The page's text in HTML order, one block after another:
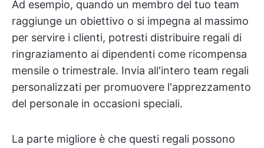
Ad esempio, quando un membro del tuo team
raggiunge un obiettivo o si impegna al massimo
per servire i clienti, potresti distribuire regali di
ringraziamento ai dipendenti come ricompensa
mensile o trimestrale. Invia all'intero team regali
personalizzati per promuovere l'apprezzamento
del personale in occasioni speciali.
La parte migliore è che questi regali possono